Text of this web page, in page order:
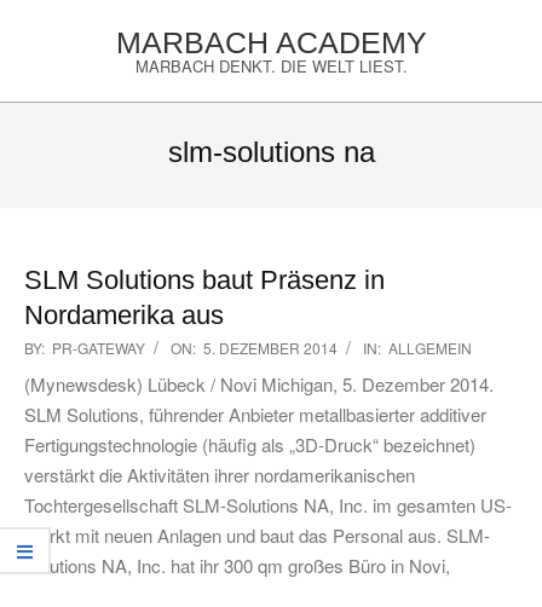
MARBACH ACADEMY
MARBACH DENKT. DIE WELT LIEST.
slm-solutions na
SLM Solutions baut Präsenz in
Nordamerika aus
2014-
12-
05
BY: PR-GATEWAY ON: 5. DEZEMBER 2014 IN: ALLGEMEIN
(Mynewsdesk) Lübeck / Novi Michigan, 5. Dezember 2014.
SLM Solutions, führender Anbieter metallbasierter additiver
Fertigungstechnologie (häufig als „3D-Druck“ bezeichnet)
verstärkt die Aktivitäten ihrer nordamerikanischen
Tochtergesellschaft SLM-Solutions NA, Inc. im gesamten US-
Markt mit neuen Anlagen und baut das Personal aus. SLM-
Solutions NA, Inc. hat ihr 300 qm großes Büro in Novi,